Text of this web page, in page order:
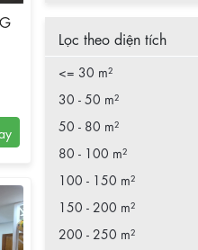
Lọc theo diện tích
<= 30 m²
30 - 50 m²
50 - 80 m²
80 - 100 m²
100 - 150 m²
150 - 200 m²
200 - 250 m²